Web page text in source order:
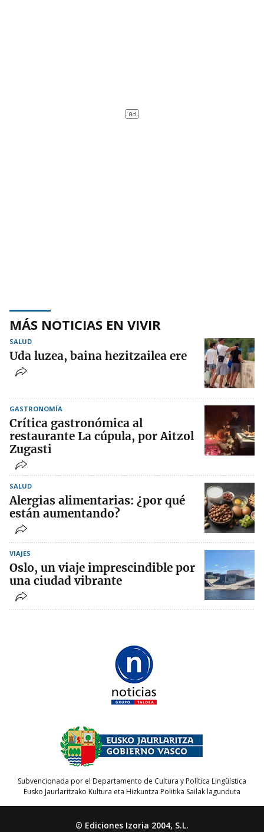
MÁS NOTICIAS EN VIVIR
SALUD
Uda luzea, baina hezitzailea ere
GASTRONOMÍA
Crítica gastronómica al
restaurante La cúpula, por Aitzol
Zugasti
SALUD
Alergias alimentarias: ¿por qué
están aumentando?
VIAJES
Oslo, un viaje imprescindible por
una ciudad vibrante
Subvencionada por el Departamento de Cultura y Política Lingüística
Eusko Jaurlaritzako Kultura eta Hizkuntza Politika Sailak lagunduta
© Ediciones Izoria 2004, S.L.